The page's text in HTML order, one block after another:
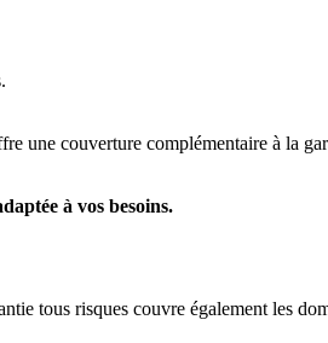
une couverture complémentaire à la
à vos besoins.
tous risques couvre également les